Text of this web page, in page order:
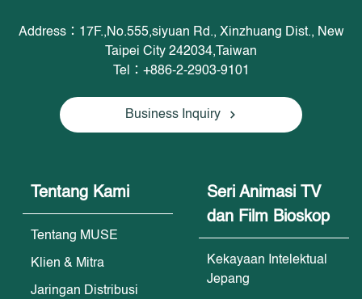
Address：17F.,No.555,siyuan Rd., Xinzhuang Dist., New
Taipei City 242034,Taiwan
Tel：+886-2-2903-9101
Business Inquiry
Tentang Kami
Tentang MUSE
Klien & Mitra
Jaringan Distribusi
Seri Animasi TV
dan Film Bioskop
Kekayaan Intelektual
Jepang